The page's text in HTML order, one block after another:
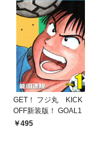
GET！ フジ丸 KICK
OFF新装版！ GOAL1
495